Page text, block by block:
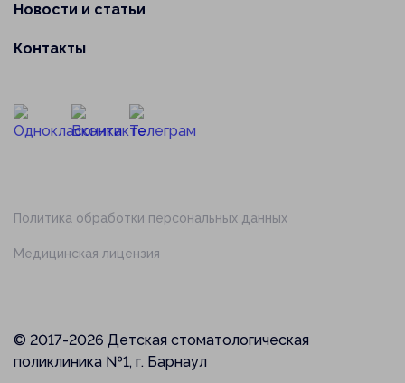
Новости и статьи
Контакты
Политика обработки персональных данных
Медицинская лицензия
© 2017-2026 Детская стоматологическая
поликлиника №1, г. Барнаул